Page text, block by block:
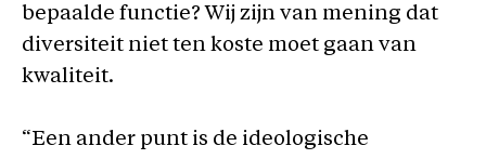
bepaalde functie? Wij zijn van mening dat
diversiteit niet ten koste moet gaan van
kwaliteit.
“Een ander punt is de ideologische